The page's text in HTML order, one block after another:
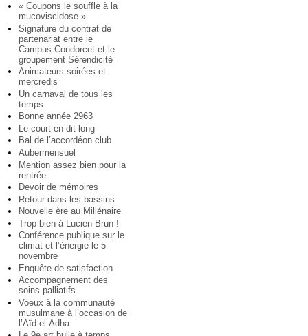
« Coupons le souffle à la
mucoviscidose »
Signature du contrat de
partenariat entre le
Campus Condorcet et le
groupement Sérendicité
Animateurs soirées et
mercredis
Un carnaval de tous les
temps
Bonne année 2963
Le court en dit long
Bal de l’accordéon club
Aubermensuel
Mention assez bien pour la
rentrée
Devoir de mémoires
Retour dans les bassins
Nouvelle ère au Millénaire
Trop bien à Lucien Brun !
Conférence publique sur le
climat et l’énergie le 5
novembre
Enquête de satisfaction
Accompagnement des
soins palliatifs
Voeux à la communauté
musulmane à l’occasion de
l’Aïd-el-Adha